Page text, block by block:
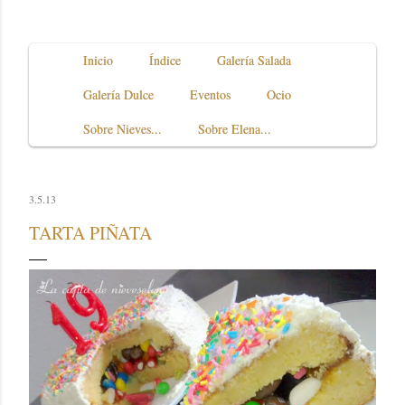
Inicio Índice
Galería Salada
Galería Dulce
Eventos
Ocio
Sobre Nieves...
Sobre Elena...
3.5.13
TARTA PIÑATA